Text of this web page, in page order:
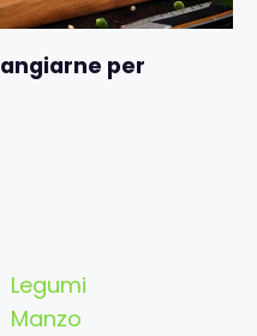
per
Legumi
Manzo